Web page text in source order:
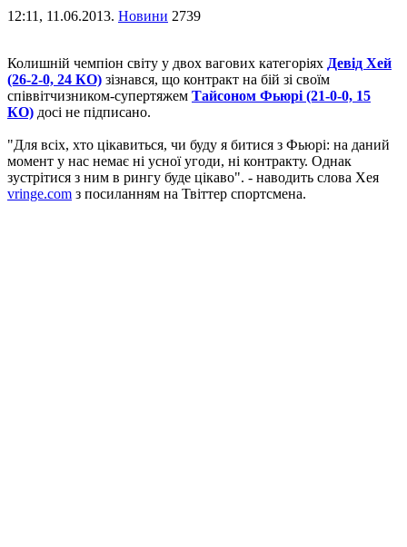
12:11, 11.06.2013. Новини 2739
Колишній чемпіон світу у двох вагових категоріях Девід Хей
(26-2-0, 24 КО) зізнався, що контракт на бій зі своїм
співвітчизником-супертяжем Тайсоном Фьюрі (21-0-0, 15
КО) досі не підписано.
"Для всіх, хто цікавиться, чи буду я битися з Фьюрі: на даний
момент у нас немає ні усної угоди, ні контракту. Однак
зустрітися з ним в рингу буде цікаво". - наводить слова Хея
vringe.com з посиланням на Твіттер спортсмена.